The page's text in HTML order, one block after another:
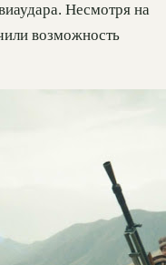
Несмотря на
возможность